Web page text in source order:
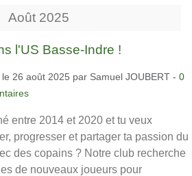
Août 2025
l'US Basse-Indre !
26 août 2025 par Samuel JOUBERT - 0
entre 2014 et 2020 et tu veux
progresser et partager ta passion du
des copains ? Notre club recherche
de nouveaux joueurs pour